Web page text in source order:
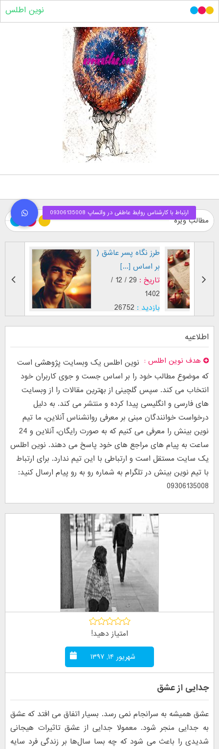
نوین اطلس
مطالب ویژه
تاریخ :
طرز نگاه پسر عاشق (
بر اساس [...]
تاریخ :
29 / 12 /
1402
بازدید : 26752
اطلاعیه
هدف نوین اطلس
نوین اطلس یک وبسایت پژوهشی است
که موضوع مطالب خود را بر اساس جست و جوی کاربران خود
انتخاب می کند. سپس گلچینی از بهترین مقالات را از وبسایت
های فارسی و انگلیسی پیدا کرده و منتشر می کند. به دلیل
درخواست خوانندگان مبنی بر معرفی روانشناس آنلاین، ما تیم
نوین بینش را معرفی می کنیم که به صورت رایگان، آنلاین و 24
ساعت به پیام های مراجع های خود پاسخ می دهند. نوین اطلس
یک سایت مستقل است و ارتباطی با این تیم ندارد. برای ارتباط
با تیم نوین بینش در تلگرام به شماره رو به رو پیام ارسال کنید:
09306135008
امتیاز دهید!
شهریور ۱۴, ۱۳۹۷
جدایی از عشق
عشق همیشه به سرانجام نمی رسد. بسیار اتفاق می افتد که عشق
به جدایی منجر شود. معمولا جدایی از عشق تاثیرات هیجانی
شدیدی را باعث می شود که چه بسا سال‌ها بر زندگی فرد سایه